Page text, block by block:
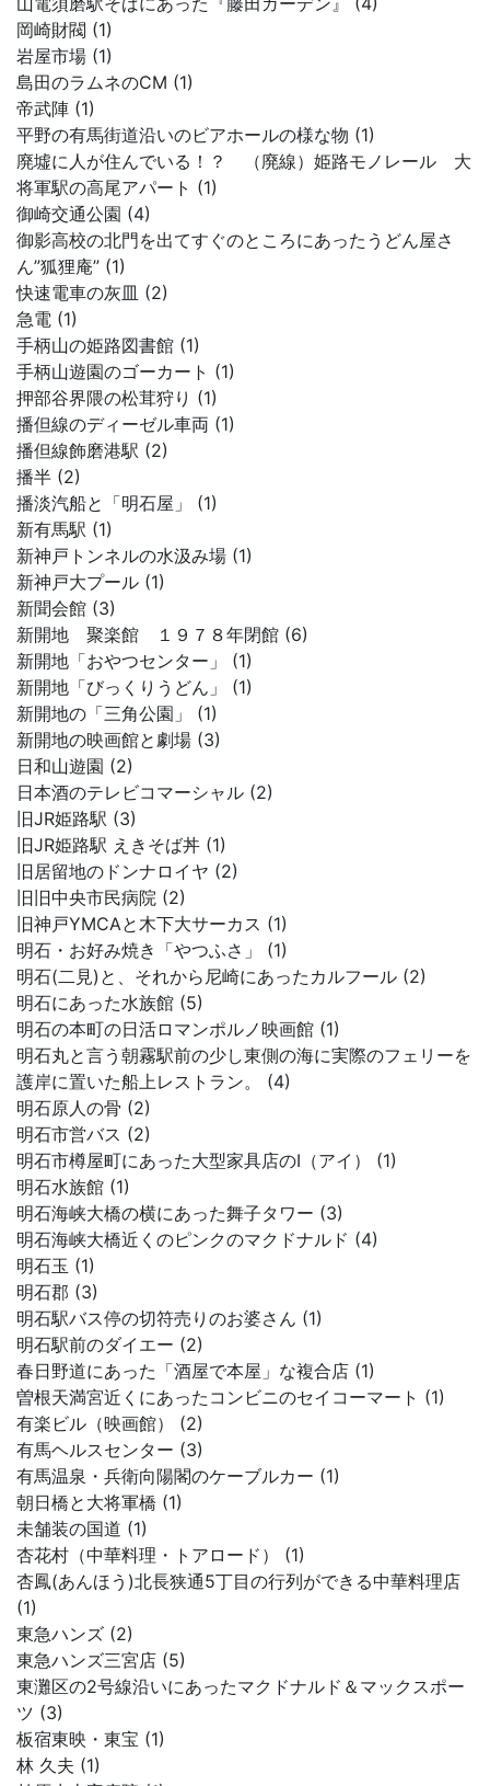
岡崎財閥 (1)
岩屋市場 (1)
島田のラムネのCM (1)
帝武陣 (1)
平野の有馬街道沿いのビアホールの様な物 (1)
廃墟に人が住んでいる！？ （廃線）姫路モノレール 大
将軍駅の高尾アパート (1)
御崎交通公園 (4)
御影高校の北門を出てすぐのところにあったうどん屋さ
ん”狐狸庵” (1)
快速電車の灰皿 (2)
急電 (1)
手柄山の姫路図書館 (1)
手柄山遊園のゴーカート (1)
押部谷界隈の松茸狩り (1)
播但線のディーゼル車両 (1)
播但線飾磨港駅 (2)
播半 (2)
播淡汽船と「明石屋」 (1)
新有馬駅 (1)
新神戸トンネルの水汲み場 (1)
新神戸大プール (1)
新聞会館 (3)
新開地 聚楽館 １９７８年閉館 (6)
新開地「おやつセンター」 (1)
新開地「びっくりうどん」 (1)
新開地の「三角公園」 (1)
新開地の映画館と劇場 (3)
日和山遊園 (2)
日本酒のテレビコマーシャル (2)
旧JR姫路駅 (3)
旧JR姫路駅 えきそば丼 (1)
旧居留地のドンナロイヤ (2)
旧旧中央市民病院 (2)
旧神戸YMCAと木下大サーカス (1)
明石・お好み焼き「やつふさ」 (1)
明石(二見)と、それから尼崎にあったカルフール (2)
明石にあった水族館 (5)
明石の本町の日活ロマンポルノ映画館 (1)
明石丸と言う朝霧駅前の少し東側の海に実際のフェリーを
護岸に置いた船上レストラン。 (4)
明石原人の骨 (2)
明石市営バス (2)
明石市樽屋町にあった大型家具店のI（アイ） (1)
明石水族館 (1)
明石海峡大橋の横にあった舞子タワー (3)
明石海峡大橋近くのピンクのマクドナルド (4)
明石玉 (1)
明石郡 (3)
明石駅バス停の切符売りのお婆さん (1)
明石駅前のダイエー (2)
春日野道にあった「酒屋で本屋」な複合店 (1)
曽根天満宮近くにあったコンビニのセイコーマート (1)
有楽ビル（映画館） (2)
有馬ヘルスセンター (3)
有馬温泉・兵衛向陽閣のケーブルカー (1)
朝日橋と大将軍橋 (1)
未舗装の国道 (1)
杏花村（中華料理・トアロード） (1)
杏鳳(あんほう)北長狭通5丁目の行列ができる中華料理店
(1)
東急ハンズ (2)
東急ハンズ三宮店 (5)
東灘区の2号線沿いにあったマクドナルド＆マックスポー
ツ (3)
板宿東映・東宝 (1)
林 久夫 (1)